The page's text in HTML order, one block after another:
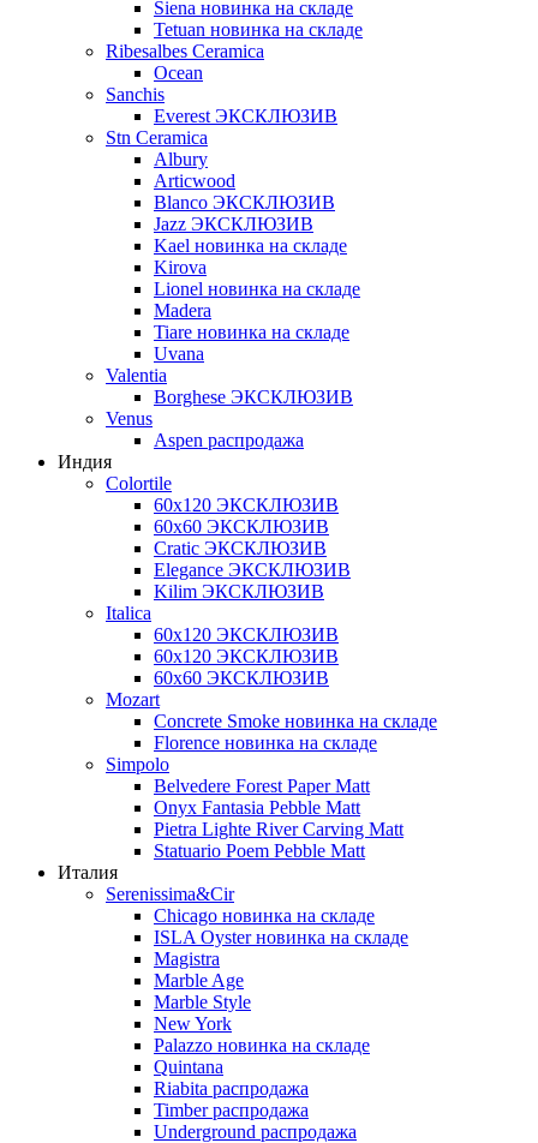
Siena новинка на складе
Tetuan новинка на складе
Ribesalbes Ceramica
Ocean
Sanchis
Everest ЭКСКЛЮЗИВ
Stn Ceramica
Albury
Articwood
Blanco ЭКСКЛЮЗИВ
Jazz ЭКСКЛЮЗИВ
Kael новинка на складе
Kirova
Lionel новинка на складе
Madera
Tiare новинка на складе
Uvana
Valentia
Borghese ЭКСКЛЮЗИВ
Venus
Aspen распродажа
Индия
Colortile
60х120 ЭКСКЛЮЗИВ
60х60 ЭКСКЛЮЗИВ
Cratic ЭКСКЛЮЗИВ
Elegance ЭКСКЛЮЗИВ
Kilim ЭКСКЛЮЗИВ
Italica
60х120 ЭКСКЛЮЗИВ
60х120 ЭКСКЛЮЗИВ
60х60 ЭКСКЛЮЗИВ
Mozart
Concrete Smoke новинка на складе
Florence новинка на складе
Simpolo
Belvedere Forest Paper Matt
Onyx Fantasia Pebble Matt
Pietra Lighte River Carving Matt
Statuario Poem Pebble Matt
Италия
Serenissima&Cir
Chicago новинка на складе
ISLA Oyster новинка на складе
Magistra
Marble Age
Marble Style
New York
Palazzo новинка на складе
Quintana
Riabita распродажа
Timber распродажа
Underground распродажа